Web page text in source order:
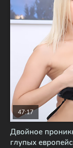
Двойное
глупых
47:17